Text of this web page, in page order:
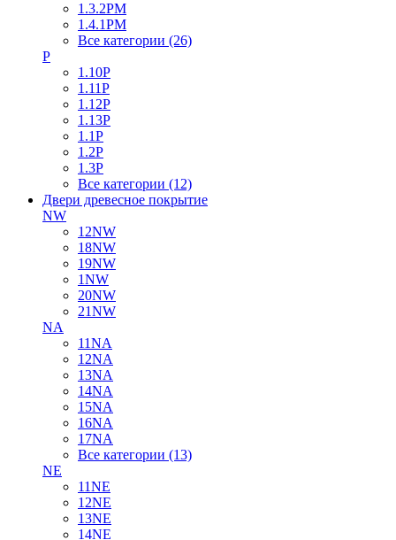
1.3.2PM
1.4.1PM
Все категории (26)
P
1.10P
1.11P
1.12P
1.13P
1.1P
1.2P
1.3P
Все категории (12)
Двери древесное покрытие
NW
12NW
18NW
19NW
1NW
20NW
21NW
NA
11NA
12NA
13NA
14NA
15NA
16NA
17NA
Все категории (13)
NE
11NE
12NE
13NE
14NE